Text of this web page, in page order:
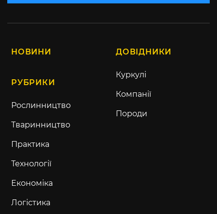
НОВИНИ
РУБРИКИ
Рослинництво
Тваринництво
Практика
Технології
Економіка
Логістика
ДОВІДНИКИ
Куркулі
Компанії
Породи